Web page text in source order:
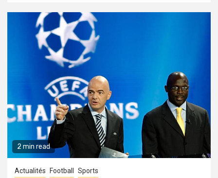
2 min read
Actualités Football Sports